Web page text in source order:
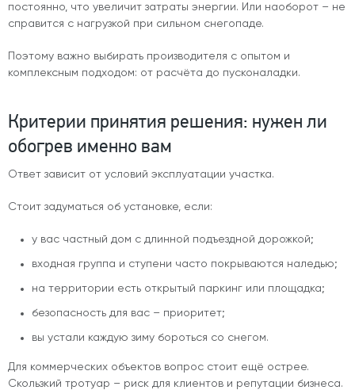
постоянно, что увеличит затраты энергии. Или наоборот – не
справится с нагрузкой при сильном снегопаде.
Поэтому важно выбирать производителя с опытом и
комплексным подходом: от расчёта до пусконаладки.
Критерии принятия решения: нужен ли
обогрев именно вам
Ответ зависит от условий эксплуатации участка.
Стоит задуматься об установке, если:
у вас частный дом с длинной подъездной дорожкой;
входная группа и ступени часто покрываются наледью;
на территории есть открытый паркинг или площадка;
безопасность для вас – приоритет;
вы устали каждую зиму бороться со снегом.
Для коммерческих объектов вопрос стоит ещё острее.
Скользкий тротуар – риск для клиентов и репутации бизнеса.